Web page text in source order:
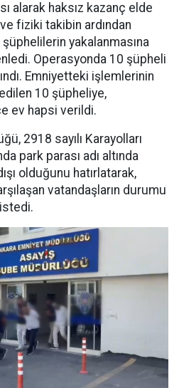
alarak haksız kazanç elde
fiziki takibin ardından
yakalanmasına
Operasyonda 10 şüpheli
Emniyetteki işlemlerinin
10 şüpheliye,
ev hapsi verildi.
2918 sayılı Karayolları
park parası adı altında
olduğunu hatırlatarak,
vatandaşların durumu